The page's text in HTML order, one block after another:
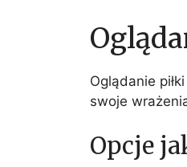
Oglądanie
swoje
Opcje